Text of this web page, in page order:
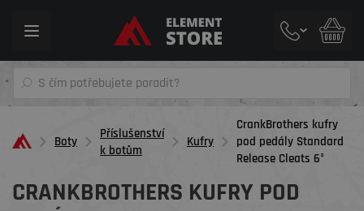
Toggle
Boty
Příslušenství
k botům
Kufry
CrankBrothers kufry
pod pedály Standard
Release Cleats 6°
CRANKBROTHERS KUFRY POD